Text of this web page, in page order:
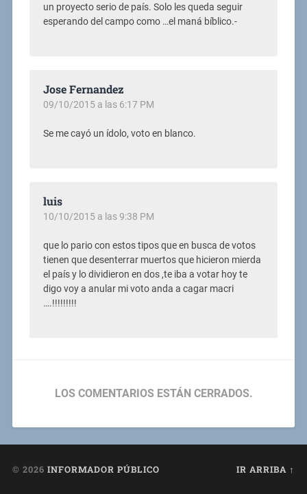
un proyecto serio de país. Solo les queda seguir
esperando del campo como …el maná bíblico.-
Jose Fernandez
09/10/2015 a las 6:17 PM
Se me cayó un ídolo, voto en blanco.
luis
10/10/2015 a las 9:38 PM
que lo pario con estos tipos que en busca de votos
tienen que desenterrar muertos que hicieron mierda
el país y lo dividieron en dos ,te iba a votar hoy te
digo voy a anular mi voto anda a cagar macri
….!!!!!!!!!
LOS COMENTARIOS ESTÁN CERRADOS.
© 2026 INFORMADOR PÚBLICO IR ARRIBA ↑